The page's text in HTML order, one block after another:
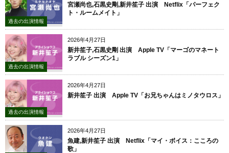
過去の出演情報
宮瀬尚也,石黒史剛,新井笙子 出演 Netflix「パーフェク
ト・ルームメイト」
2026年4月27日
過去の出演情報
新井笙子,石黒史剛 出演 Apple TV「マーゴのマネート
ラブル シーズン1」
2026年4月27日
過去の出演情報
新井笙子 出演 Apple TV「お兄ちゃんはミノタウロス」
2026年4月27日
魚建,新井笙子 出演 Netflix「マイ・ボイス：こころの
歌」